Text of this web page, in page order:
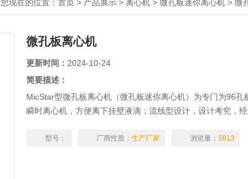
您现在的位置： 首页 > 产品展示 > 离心机 > 微孔板迷你离心机 > 微
微孔板离心机
更新时间： 2024-10-24
简要描述：
MicStar型微孔板离心机（微孔板迷你离心机）为专门为96孔
瞬时离心机，方便离下挂壁液滴；流线型设计，设计考究，经
子内，液体在表面张力的作用下保持在微孔板底部，因此不必
型号： 厂商性质： 生产厂家 浏览量： 5813